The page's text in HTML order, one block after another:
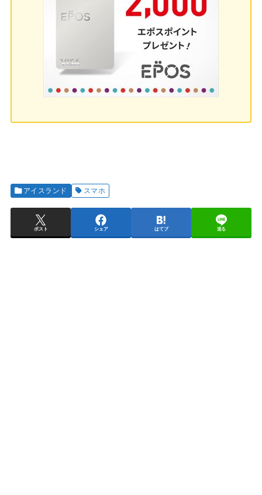
アイスランド スマホ
ポスト シェア はてブ 送る